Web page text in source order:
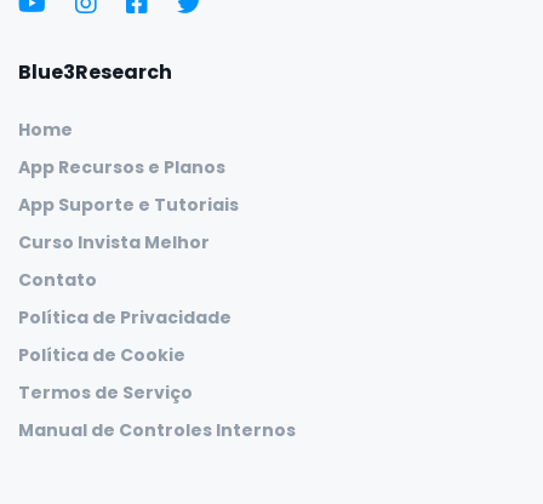
Blue3Research
Home
App Recursos e Planos
App Suporte e Tutoriais
Curso Invista Melhor
Contato
Política de Privacidade
Política de Cookie
Termos de Serviço
Manual de Controles Internos